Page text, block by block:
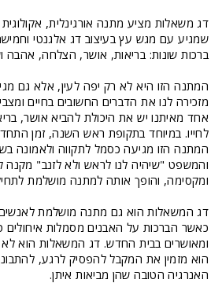
דג משאלות מציע מתנה אורגינלית,
שמגיע עם מגש עץ בעיצוב דג אלגנטי
ברכות שונות: בריאות, אושר, הצלחה, אהבה
המתנה הזו היא לא רק יפה לעין, אלא גם
מזכירה לנו את הדברים החשובים בחיים
אחד מאיתנו יש את היכולת להביא אושר,
לחייו. במיוחד בתקופת ראש השנה, זמן
המתנה הזו מגיעה כסמל לתקווה ולאמונה
והמשפט "שיהיה לנו לראש ולא לזנב" מקנה
ומקסימה, והופך אותה למתנה מושלמת
דג המשאלות הוא גם מתנה מושלמת
כאשר הברכות על האבנים מסמלות איחולים
ומאושרים בבית החדש. דג המשאלות הוא
הוא מזמין את המקבל להפסיק לרגע,
האנרגיה הטובה שהן מביאות איתן.